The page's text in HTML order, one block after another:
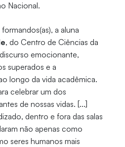
Nacional.
a aluna
, do Centro de Ciências da
emocionante,
superados e a
longo da vida acadêmica.
celebrar um dos
de nossas vidas. [...]
dentro e fora das salas
não apenas como
seres humanos mais